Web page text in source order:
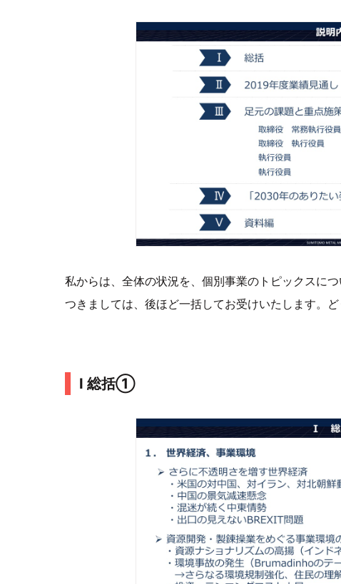
私からは、全体の状況を、個別事業のトピックスに
つきましては、後ほど一括してお受けいたします。ど
Ⅰ 総括①